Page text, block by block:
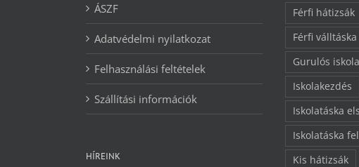
ÁSZF
Adatvédelmi nyilatkozat
Felhasználási feltételek
Szállítási információk
HÍREINK
Férfi hátizsák
Férfi válltáska
Gurulós
Iskolakezdés
Iskolatáska
Iskolatáska
Kis hátizsák